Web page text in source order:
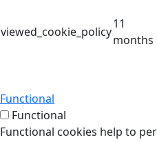
viewed_cookie_policy
11
months
Functional
Functional
Functional cookies help to